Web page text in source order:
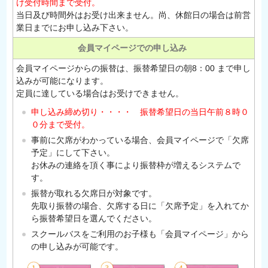
け受付時間まで受付。
当日及び時間外はお受け出来ません。尚、休館日の場合は前営
業日までにお申し込み下さい。
会員マイページでの申し込み
会員マイページからの振替は、振替希望日の朝8：00 まで申し
込みが可能になります。
定員に達している場合はお受けできません。
申し込み締め切り・・・・ 振替希望日の当日午前８時０
０分まで受付。
事前に欠席がわかっている場合、会員マイページで「欠席
予定」にして下さい。
お休みの連絡を頂く事により振替枠が増えるシステムで
す。
振替が取れる欠席日が対象です。
先取り振替の場合、欠席する日に「欠席予定」を入れてか
ら振替希望日を選んでください。
スクールバスをご利用のお子様も「会員マイページ」から
の申し込みが可能です。